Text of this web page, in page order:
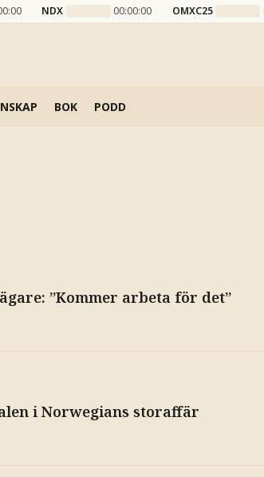
NDX 00:00:00 OMXC25
BOK PODD
”Kommer arbeta för det”
i Norwegians storaffär